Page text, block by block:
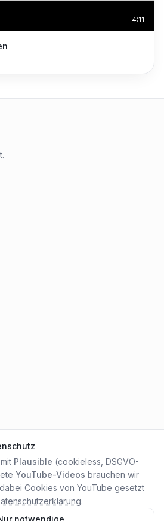
4:11
Plausible (cookieless, DSGVO-
YouTube-Videos brauchen wir
Cookies von YouTube gesetzt
.
notwendige